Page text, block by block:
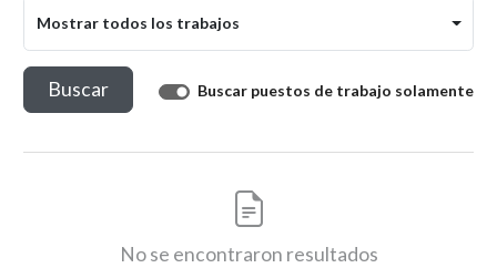
Mostrar todos los trabajos
Buscar Buscar puestos de trabajo solamente
No se encontraron resultados